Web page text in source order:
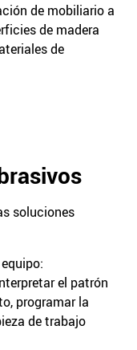
de mobiliario a
de madera
de
soluciones
el patrón
programar la
de trabajo